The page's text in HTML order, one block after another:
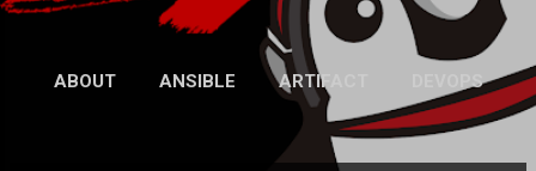
網頁
ABOUT ANSIBLE ARTIFACT DEVOPS
WIKI 更多…